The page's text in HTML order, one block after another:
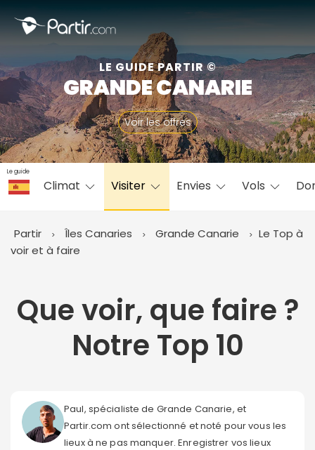
LE GUIDE PARTIR ©
GRANDE CANARIE
Voir les offres
Le guide
Climat Visiter Envies Vols
Partir Îles Canaries Grande Canarie
Le Top à
voir et à faire
Que voir, que faire ?
Notre Top 10
Paul, spécialiste de Grande Canarie, et
Partir.com ont sélectionné et noté pour vous les
lieux à ne pas manquer. Enregistrer vos lieux
Fermer
📍 Destinations populaires
☀️ Où partir par mois
Février Mars
Juillet
Août Septembre
Octobre